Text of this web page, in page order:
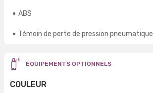
ABS
Témoin de perte de pression pneumatique
ÉQUIPEMENTS OPTIONNELS
COULEUR